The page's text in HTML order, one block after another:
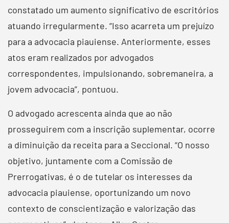
constatado um aumento significativo de escritórios
atuando irregularmente. “Isso acarreta um prejuízo
para a advocacia piauiense. Anteriormente, esses
atos eram realizados por advogados
correspondentes, impulsionando, sobremaneira, a
jovem advocacia”, pontuou.
O advogado acrescenta ainda que ao não
prosseguirem com a inscrição suplementar, ocorre
a diminuição da receita para a Seccional. “O nosso
objetivo, juntamente com a Comissão de
Prerrogativas, é o de tutelar os interesses da
advocacia piauiense, oportunizando um novo
contexto de conscientização e valorização das